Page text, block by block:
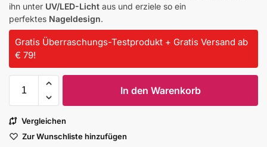
ihn unter UV/LED-Licht aus und erziele so ein
perfektes Nageldesign.
Gratis Überraschungs-Testprodukt + Gratis Versand ab
€ 79!
In den Warenkorb
Vergleichen
Zur Wunschliste hinzufügen